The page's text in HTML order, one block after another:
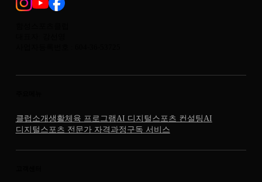
클럽소개 생활체육 프로그램AI 디지털스포츠 컨설팅AI
디지털스포츠 전문가 자격과정 구독 서비스